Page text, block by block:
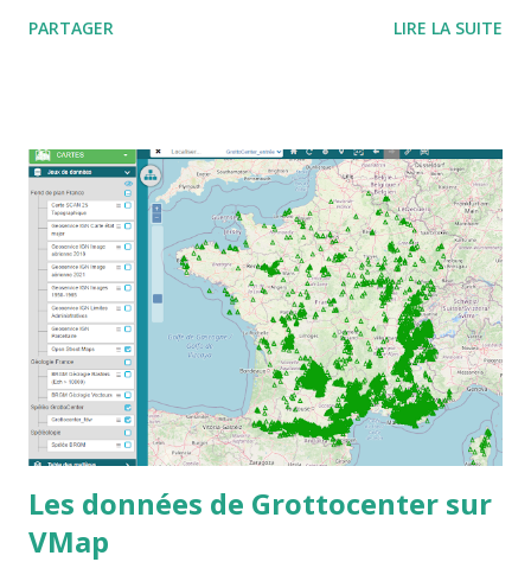
est https://grottocenter.discourse.group/
PARTAGER LIRE LA SUITE
Les données de Grottocenter sur
VMap